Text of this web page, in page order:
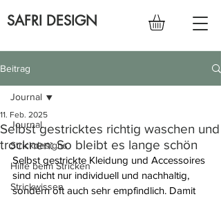
SAFRI DESIGN
Beitrag
Journal
Strickdesigns
Hilfe beim Stricken
Strickwissen
Journal
Selbst gestricktes richtig waschen und
trocknen: So bleibt es lange schön
11. Feb. 2025
Selbst gestrickte Kleidung und Accessoires
sind nicht nur individuell und nachhaltig,
sondern oft auch sehr empfindlich. Damit